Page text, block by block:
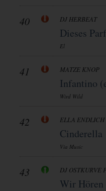
40 DJ HERBEAT
Dieses
El
41 MATZE KNOP
Infantino
Wird Wild
42 ELLA ENDLICH
Cinderella
Via Music
43 DJ OSTKURVE
Wir